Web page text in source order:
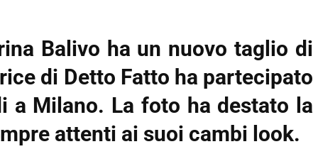
Balivo ha un nuovo taglio di
di Detto Fatto ha partecipato
a Milano. La foto ha destato la
attenti ai suoi cambi look.